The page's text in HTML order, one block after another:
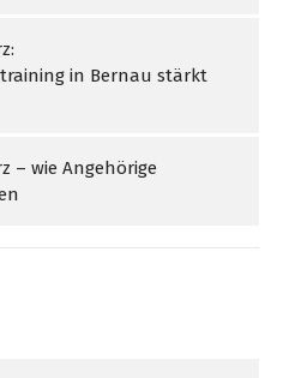
in Bernau stärkt
– wie Angehörige